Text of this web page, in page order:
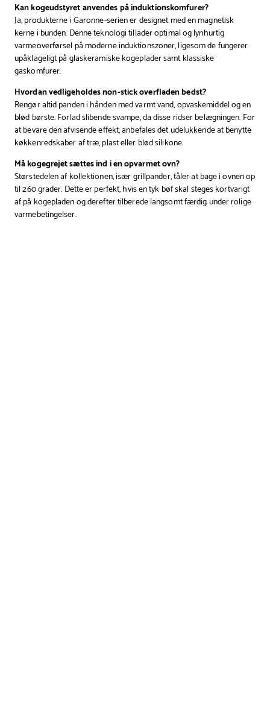
Kan kogeudstyret anvendes på induktionskomfurer?
Ja, produkterne i Garonne-serien er designet med en magnetisk
kerne i bunden. Denne teknologi tillader optimal og lynhurtig
varmeoverførsel på moderne induktionszoner, ligesom de fungerer
upåklageligt på glaskeramiske kogeplader samt klassiske
gaskomfurer.
Hvordan vedligeholdes non-stick overfladen bedst?
Rengør altid panden i hånden med varmt vand, opvaskemiddel og en
blød børste. Forlad slibende svampe, da disse ridser belægningen. For
at bevare den afvisende effekt, anbefales det udelukkende at benytte
køkkenredskaber af træ, plast eller blød silikone.
Må kogegrejet sættes ind i en opvarmet ovn?
Størstedelen af kollektionen, især grillpander, tåler at bage i ovnen op
til 260 grader. Dette er perfekt, hvis en tyk bøf skal steges kortvarigt
af på kogepladen og derefter tilberede langsomt færdig under rolige
varmebetingelser.